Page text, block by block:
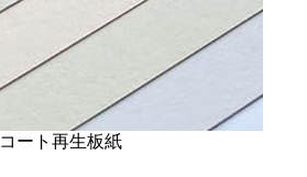
コート再生板紙